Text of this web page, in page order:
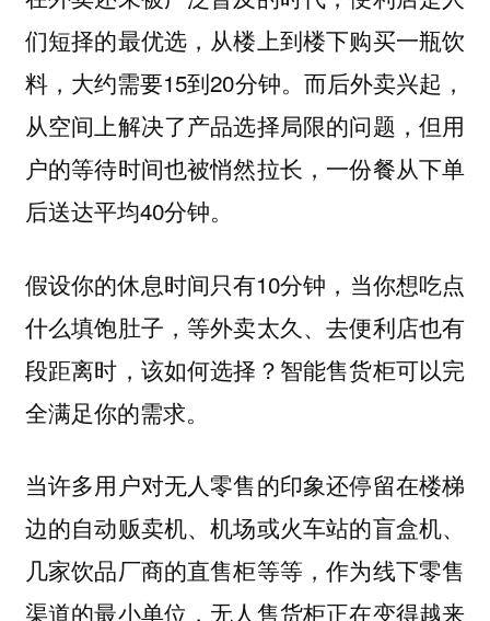
们短择的最优选，从楼上到楼下购买一瓶饮
料，大约需要15到20分钟。而后外卖兴起，
从空间上解决了产品选择局限的问题，但用
户的等待时间也被悄然拉长，一份餐从下单
后送达平均40分钟。
假设你的休息时间只有10分钟，当你想吃点
什么填饱肚子，等外卖太久、去便利店也有
段距离时，该如何选择？智能售货柜可以完
全满足你的需求。
当许多用户对无人零售的印象还停留在楼梯
边的自动贩卖机、机场或火车站的盲盒机、
几家饮品厂商的直售柜等等，作为线下零售
渠道的最小单位，无人售货柜正在变得越来